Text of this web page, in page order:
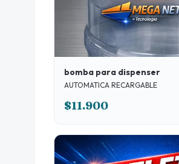
bomba para dispenser
AUTOMATICA RECARGABLE
$11.900